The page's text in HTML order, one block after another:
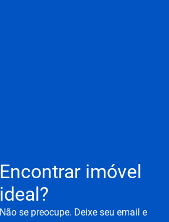
Encontrar imóvel
ideal?
Não se preocupe. Deixe seu email e